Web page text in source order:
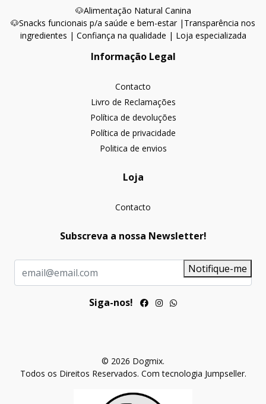
🐶Alimentação Natural Canina
🐶Snacks funcionais p/a saúde e bem-estar | Transparência nos
ingredientes | Confiança na qualidade | Loja especializada
Informação Legal
Contacto
Livro de Reclamações
Política de devoluções
Política de privacidade
Politica de envios
Loja
Contacto
Subscreva a nossa Newsletter!
Notifique-me
Siga-nos!
© 2026 Dogmix.
Todos os Direitos Reservados. Com tecnologia Jumpseller.